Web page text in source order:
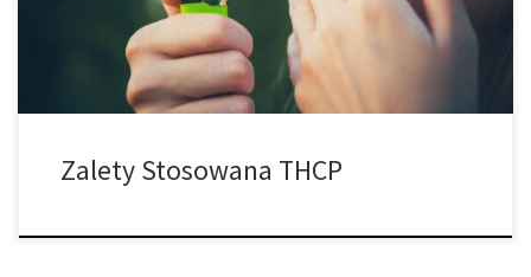
potencjalnych zastosowań medycznych. Na przykład THCP […]
Zalety Stosowana THCP